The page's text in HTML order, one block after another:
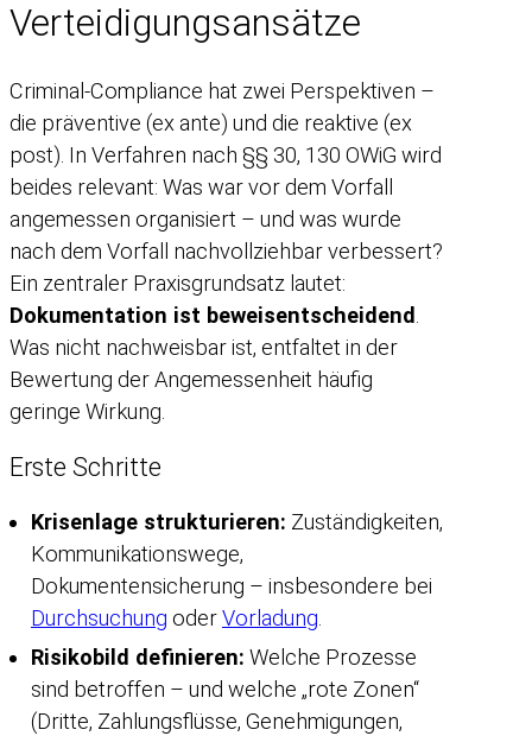
Verteidigungsansätze
Criminal-Compliance hat zwei Perspektiven –
die präventive (ex ante) und die reaktive (ex
post). In Verfahren nach §§ 30, 130 OWiG wird
beides relevant: Was war vor dem Vorfall
angemessen organisiert – und was wurde
nach dem Vorfall nachvollziehbar verbessert?
Ein zentraler Praxisgrundsatz lautet:
Dokumentation ist beweisentscheidend.
Was nicht nachweisbar ist, entfaltet in der
Bewertung der Angemessenheit häufig
geringe Wirkung.
Erste Schritte
Krisenlage strukturieren: Zuständigkeiten,
Kommunikationswege,
Dokumentensicherung – insbesondere bei
Durchsuchung oderVorladung
Risikobild definieren: Welche Prozesse
sind betroffen – und welche „rote Zonen“
(Dritte, Zahlungsflüsse, Genehmigungen,